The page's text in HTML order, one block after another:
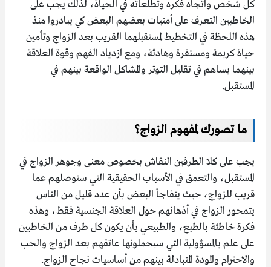
كل شخص واتجاه فكره وتطلعاته في الحياة، لذلك يجب على
الخاطبين التعرف على أمنيات بعضهم البعض كي يبادروا منذ
هذه اللحظة في التخطيط لمستقبلهما القريب بعد الزواج وتأمين
حياة كريمة ومستقرة وهادئة، ومع ازدياد الفهم وقوة العلاقة
بينهما يساهم في تقليل التوتر والمشاكل الواقعة بينهم في
المستقبل.
ما تصورك لمفهوم الزواج؟
يجب على كلا الطرفين النقاش بخصوص معنى وجوهر الزواج في
المستقبل، والتعمق في الأسباب الحقيقية التي ستوصلهم عما
قريب للزواج، حيث يتفاجأ البعض بأن عدد قليل من الناس
يتمحور الزواج في أذهانهم حول العلاقة الجنسية فقط، وهذه
فكرة خاطئة بالطبع، والطبيعي بأن يكون كل طرف من الخاطبين
على علم بالمسؤولية التي سيحملونها عاتقهم بعد الزواج والحب
والاحترام والمودة المتبادلة بينهم من أساسيات نجاح الزواج.